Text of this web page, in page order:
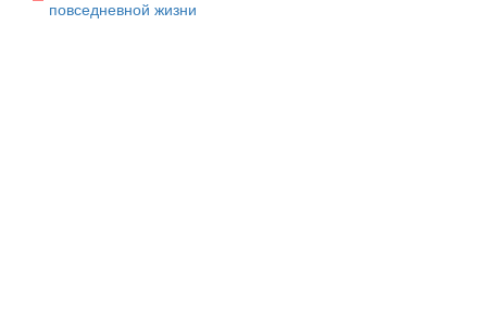
повседневной жизни